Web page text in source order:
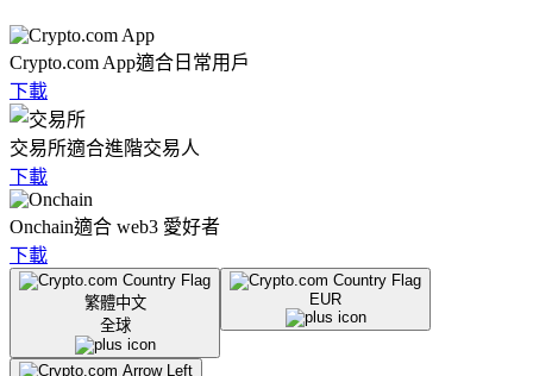
Crypto.com App適合日常用戶
下載
交易所適合進階交易人
下載
Onchain適合 web3 愛好者
下載
繁體中文
全球
EUR